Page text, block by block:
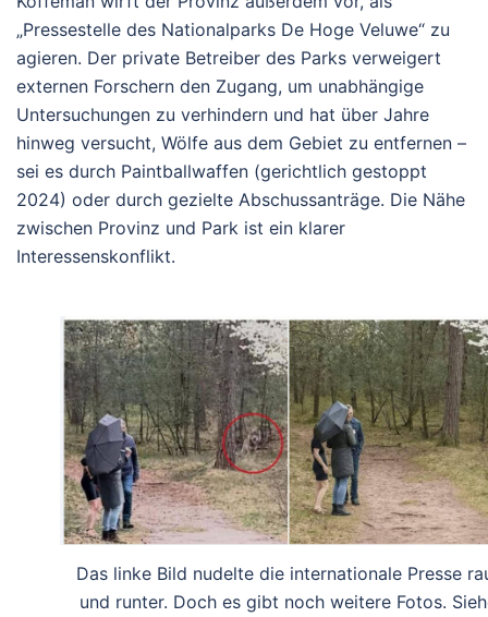
„Pressestelle des Nationalparks De Hoge Veluwe“ zu
agieren. Der private Betreiber des Parks verweigert
externen Forschern den Zugang, um unabhängige
Untersuchungen zu verhindern und hat über Jahre
hinweg versucht, Wölfe aus dem Gebiet zu entfernen –
sei es durch Paintballwaffen (gerichtlich gestoppt
2024) oder durch gezielte Abschussanträge. Die Nähe
zwischen Provinz und Park ist ein klarer
Interessenskonflikt.
Das linke Bild nudelte die internationale Presse
und runter. Doch es gibt noch weitere Fotos.